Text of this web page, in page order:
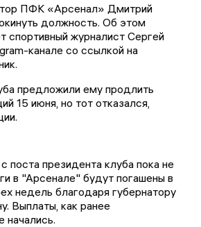
ПФК «Арсенал» Дмитрий
должность. Об этом
спортивный журналист Сергей
канале со ссылкой на
предложили ему продлить
15 июня, но тот отказался,
поста президента клуба пока не
в "Арсенале" будут погашены в
недель благодаря губернатору
Выплаты, как ранее
начались.